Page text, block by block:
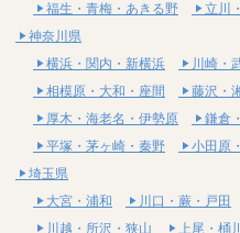
福生・青梅・あきる野
立川
神奈川県
横浜・関内・新横浜
川崎・
相模原・大和・座間
藤沢・
厚木・海老名・伊勢原
鎌倉
平塚・茅ヶ崎・秦野
小田原
埼玉県
大宮・浦和
川口・蕨・戸田
川越・所沢・狭山
上尾・桶